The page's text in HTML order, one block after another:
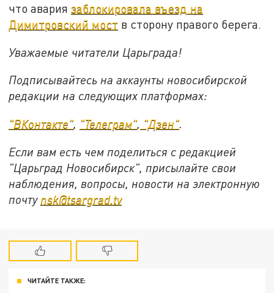
что авариязаблокировала въезд на
Димитровский мост в сторону правого берега.
Уважаемые читатели Царьграда!
Подписывайтесь на аккаунты новосибирской
редакции на следующих платформах:
"ВКонтакте", "Телеграм", "Дзен".
Если вам есть чем поделиться с редакцией
"Царьград Новосибирск", присылайте свои
наблюдения, вопросы, новости на электронную
почту nsk@tsargrad.tv
ЧИТАЙТЕ ТАКЖЕ: